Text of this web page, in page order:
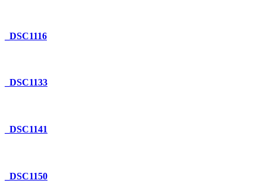
_DSC1116
_DSC1133
_DSC1141
_DSC1150